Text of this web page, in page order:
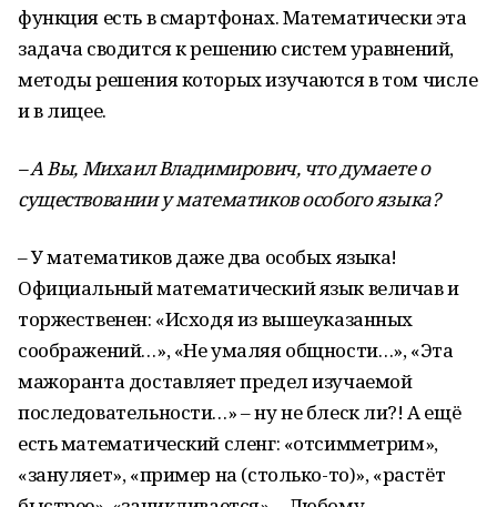
функция есть в смартфонах. Математически эта
задача сводится к решению систем уравнений,
методы решения которых изучаются в том числе
и в лицее.
– А Вы, Михаил Владимирович, что думаете о
существовании у математиков особого языка?
– У математиков даже два особых языка!
Официальный математический язык величав и
торжественен: «Исходя из вышеуказанных
соображений…», «Не умаляя общности…», «Эта
мажоранта доставляет предел изучаемой
последовательности…» – ну не блеск ли?! А ещё
есть математический сленг: «отсимметрим»,
«зануляет», «пример на (столько-то)», «растёт